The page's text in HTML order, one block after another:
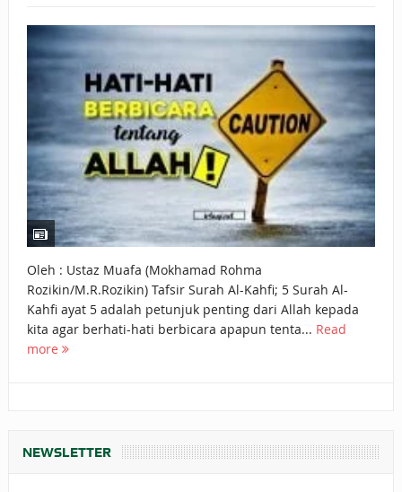
BAGAIMANA CARA MEMBAYAR ZAKAT UANG?
UANG HARAM BISA MENJADI HALAL JIKA SEBAB
KEPEMILIKANNYA BERUBAH
ISTIDLAL BATIL VS ISTIDLAL SYAR’I
BAHASA CINTA KARENA ALLAH
HUKUM MEMBAYAR ZAKAT DENGAN CARA MENGANGSUR
HUKUM MEMBAYAR ZAKAT KEPADA KERABAT SENDIRI
Oleh : Ustaz Muafa (Mokhamad Rohma
Rozikin/M.R.Rozikin) Tafsir Surah Al-Kahfi; 5 Surah Al-
Kahfi ayat 5 adalah petunjuk penting dari Allah kepada
kita agar berhati-hati berbicara apapun tenta... Read
more
NEWSLETTER